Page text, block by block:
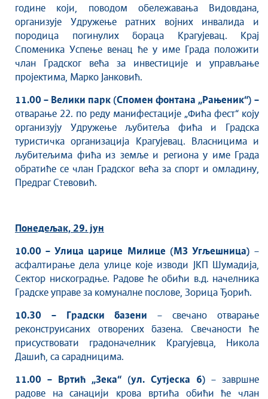
НВО
Међународна сарадња
Позив за медије
Избори
Октобарске свечаности
Образовање
Савет за координацију послова безбедности
саобраћаја
Људска и мањинска права
године који, поводом обележавања Видовдана,
организује Удружење ратних војних инвалида и
породица погинулих бораца Крагујевац. Крај
Споменика Успење венац ће у име Града положити
члан Градског већа за инвестиције и управљање
пројектима, Марко Јанковић.
11.00 – Велики парк (Спомен фонтана „Рањеник“) –
отварање 22. по реду манифестације „Фића фест“ коју
организују Удружење љубитеља фића и Градска
туристичка организација Крагујевац. Власницима и
љубитељима фића из земље и региона у име Града
обратиће се члан Градског већа за спорт и омладину,
Предраг Стевовић.
Понедељак, 29. јун
10.00 – Улица царице Милице (МЗ Угљешница) –
асфалтирање дела улице које изводи ЈКП Шумадија,
Сектор нискоградње. Радове ће обићи в.д. начелника
Градске управе за комуналне послове, Зорица Ђорић.
10.30 – Градски базени – свечано отварање
реконструисаних отворених базена. Свечаности ће
присуствовати градоначелник Крагујевца, Никола
Дашић, са сарадницима.
11.00 – Вртић „Зека“ (ул. Сутјеска 6) – завршне
радове на санацији крова вртића обићи ће члан